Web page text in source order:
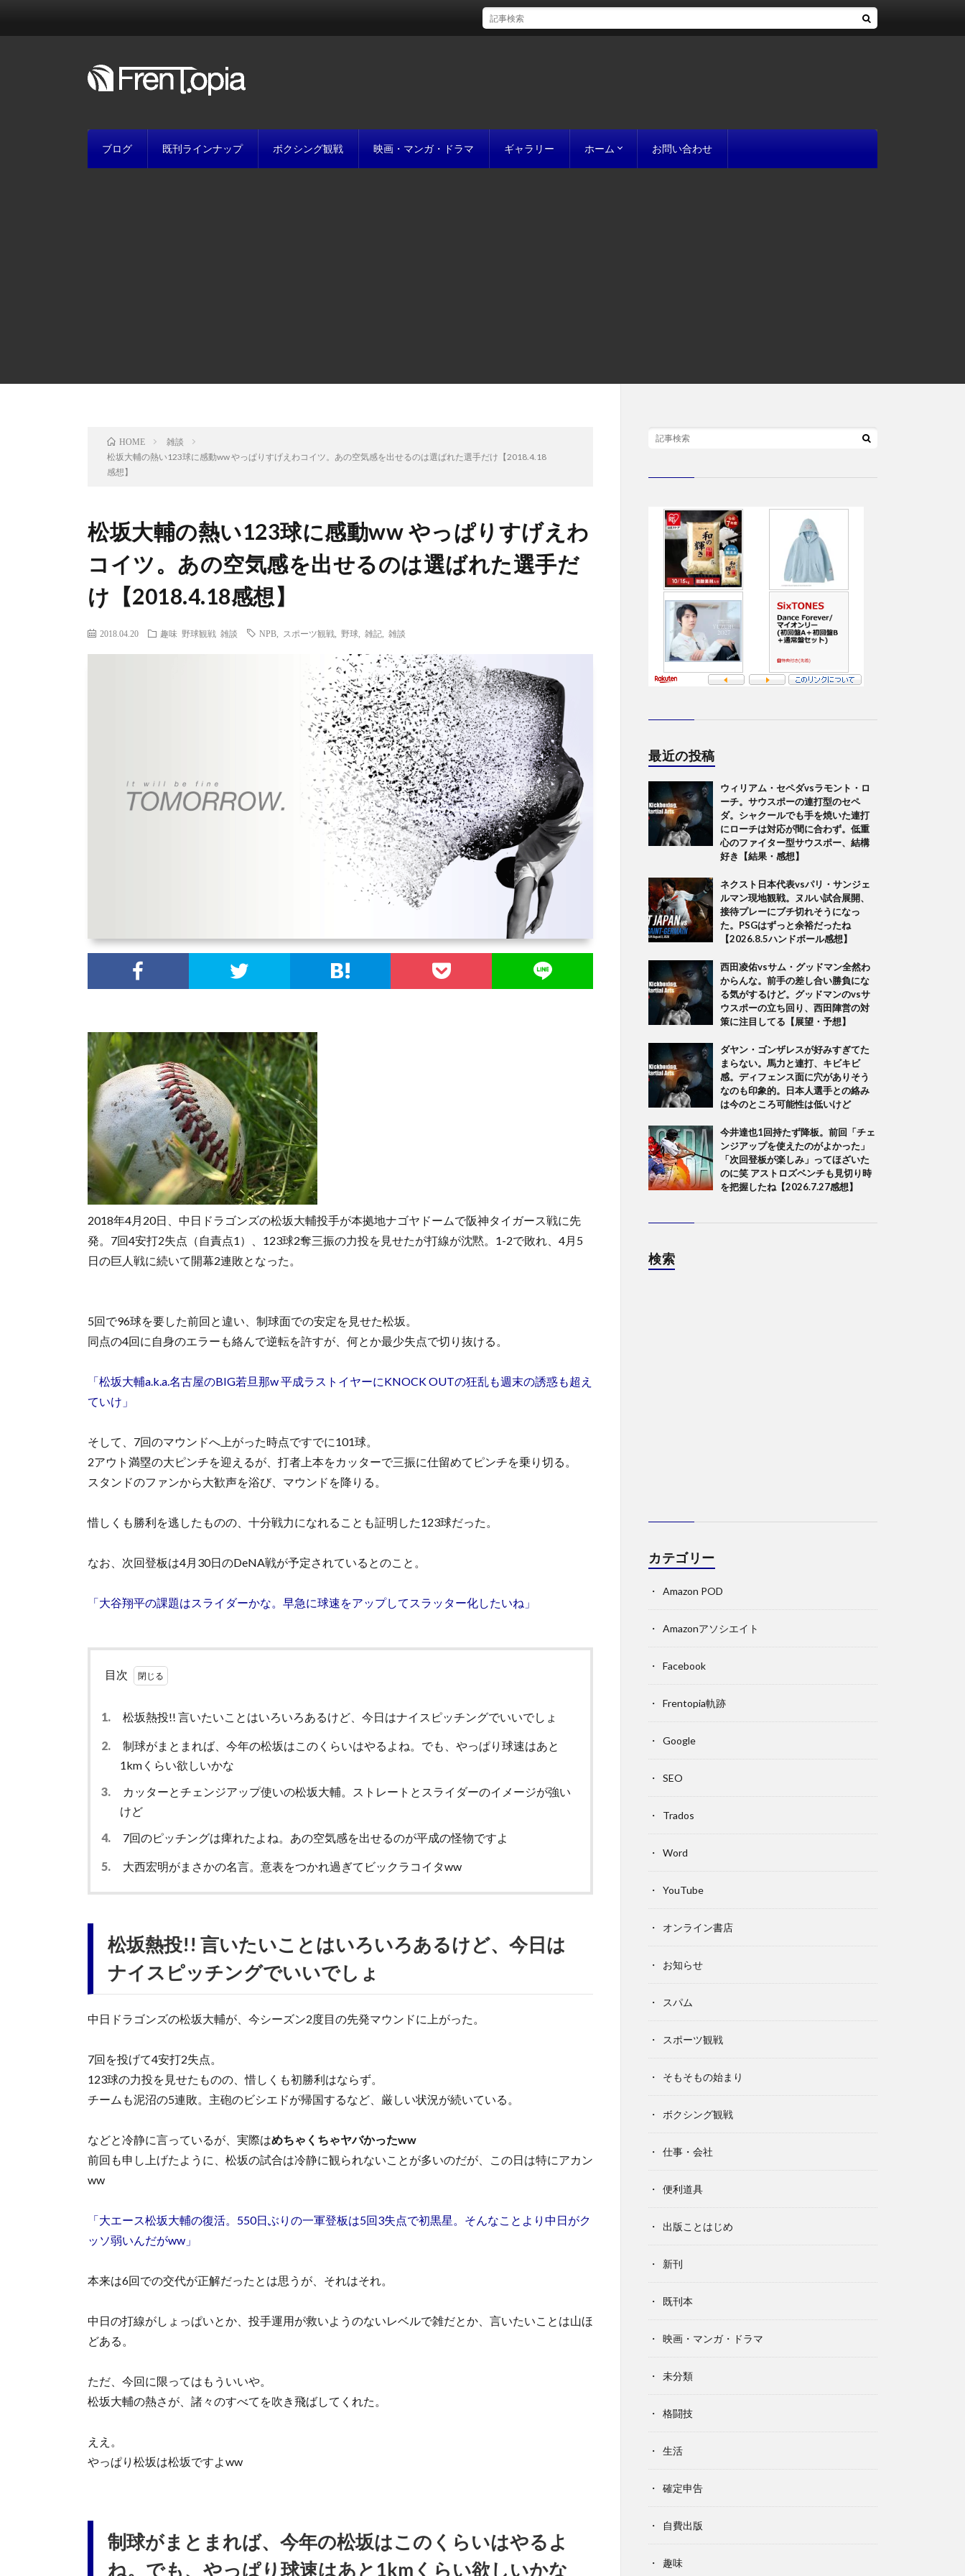
ブログ 既刊ラインナップ ボクシング観戦 映画・マンガ・ドラマ ギャラリー ホーム お問い合わせ
HOME
雑談
松坂大輔の熱い123球に感動ww やっぱりすげえわコイツ。あの空気感を出せるのは選ばれた選手だけ【2018.4.18
感想】
松坂大輔の熱い123球に感動ww やっぱりすげえわ
コイツ。あの空気感を出せるのは選ばれた選手だ
け【2018.4.18感想】
2018.04.20 趣味 野球観戦 雑談 NPB スポーツ観戦 野球 雑記 雑談
2018年4月20日、中日ドラゴンズの松坂大輔投手が本拠地ナゴヤドームで阪神タイガース戦に先
発。7回4安打2失点（自責点1）、123球2奪三振の力投を見せたが打線が沈黙。1-2で敗れ、4月5
日の巨人戦に続いて開幕2連敗となった。
5回で96球を要した前回と違い、制球面での安定を見せた松坂。
同点の4回に自身のエラーも絡んで逆転を許すが、何とか最少失点で切り抜ける。
「松坂大輔a.k.a.名古屋のBIG若旦那w 平成ラストイヤーにKNOCK OUTの狂乱も週末の誘惑も超え
ていけ」
そして、7回のマウンドへ上がった時点ですでに101球。
2アウト満塁の大ピンチを迎えるが、打者上本をカッターで三振に仕留めてピンチを乗り切る。
スタンドのファンから大歓声を浴び、マウンドを降りる。
惜しくも勝利を逃したものの、十分戦力になれることも証明した123球だった。
なお、次回登板は4月30日のDeNA戦が予定されているとのこと。
「大谷翔平の課題はスライダーかな。早急に球速をアップしてスラッター化したいね」
目次
1. 松坂熱投!! 言いたいことはいろいろあるけど、今日はナイスピッチングでいいでしょ
2.
制球がまとまれば、今年の松坂はこのくらいはやるよね。でも、やっぱり球速はあと
1kmくらい欲しいかな
3.
カッターとチェンジアップ使いの松坂大輔。ストレートとスライダーのイメージが強い
けど
4.
7回のピッチングは痺れたよね。あの空気感を出せるのが平成の怪物ですよ
5. 大西宏明がまさかの名言。意表をつかれ過ぎてビックラコイタww
松坂熱投!! 言いたいことはいろいろあるけど、今日は
ナイスピッチングでいいでしょ
中日ドラゴンズの松坂大輔が、今シーズン2度目の先発マウンドに上がった。
7回を投げて4安打2失点。
123球の力投を見せたものの、惜しくも初勝利はならず。
チームも泥沼の5連敗。主砲のビシエドが帰国するなど、厳しい状況が続いている。
などと冷静に言っているが、実際はめちゃくちゃヤバかったww
前回も申し上げたように、松坂の試合は冷静に観られないことが多いのだが、この日は特にアカン
ww
「大エース松坂大輔の復活。550日ぶりの一軍登板は5回3失点で初黒星。そんなことより中日がク
ッソ弱いんだがww」
本来は6回での交代が正解だったとは思うが、それはそれ。
中日の打線がしょっぱいとか、投手運用が救いようのないレベルで雑だとか、言いたいことは山ほ
どある。
ただ、今回に限ってはもういいや。
松坂大輔の熱さが、諸々のすべてを吹き飛ばしてくれた。
ええ。
やっぱり松坂は松坂ですよww
制球がまとまれば、今年の松坂はこのくらいはやるよ
ね。でも、やっぱり球速はあと1kmくらい欲しいかな
最近の投稿
ウィリアム・セペダvsラモント・ロ
ーチ。サウスポーの連打型のセペ
ダ。シャクールでも手を焼いた連打
にローチは対応が間に合わず。低重
心のファイター型サウスポー、結構
好き【結果・感想】
ネクスト日本代表vsパリ・サンジェ
ルマン現地観戦。ヌルい試合展開、
接待プレーにブチ切れそうになっ
た。PSGはずっと余裕だったね
【2026.8.5ハンドボール感想】
西田凌佑vsサム・グッドマン全然わ
からんな。前手の差し合い勝負にな
る気がするけど。グッドマンのvsサ
ウスポーの立ち回り、西田陣営の対
策に注目してる【展望・予想】
ダヤン・ゴンザレスが好みすぎてた
まらない。馬力と連打、キビキビ
感。ディフェンス面に穴がありそう
なのも印象的。日本人選手との絡み
は今のところ可能性は低いけど
今井達也1回持たず降板。前回「チェ
ンジアップを使えたのがよかった」
「次回登板が楽しみ」ってほざいた
のに笑 アストロズベンチも見切り時
を把握したね【2026.7.27感想】
検索
カテゴリー
Amazon POD
Amazonアソシエイト
Facebook
Frentopia軌跡
Google
SEO
Trados
Word
YouTube
オンライン書店
お知らせ
スパム
スポーツ観戦
そもそもの始まり
ボクシング観戦
仕事・会社
便利道具
出版ことはじめ
新刊
既刊本
映画・マンガ・ドラマ
未分類
格闘技
生活
確定申告
自費出版
趣味